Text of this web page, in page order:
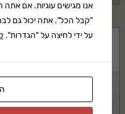
אנו מגישים עוגיות. אם
"קבל הכל". אתה יכול גם
על ידי לחיצה על "הגדרות".